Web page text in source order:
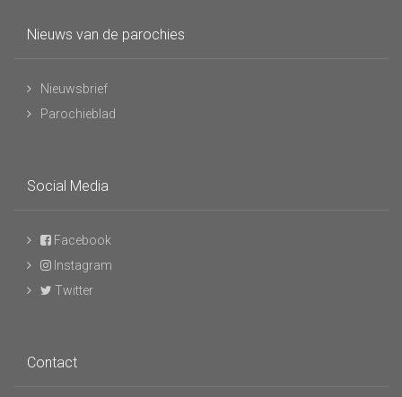
Nieuws van de parochies
Nieuwsbrief
Parochieblad
Social Media
Facebook
Instagram
Twitter
Contact